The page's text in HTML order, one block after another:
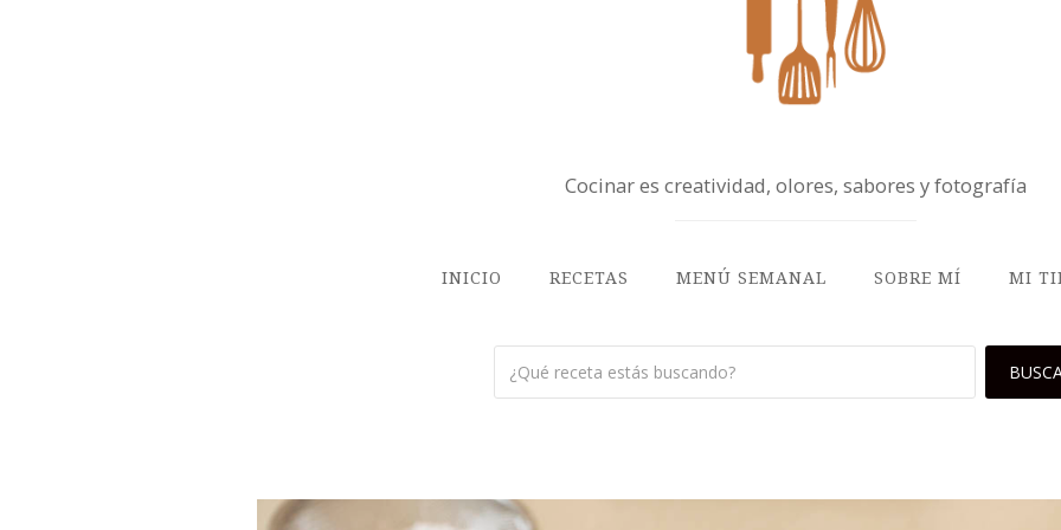
Cocinar es creatividad, olores, sabores y fotografía
INICIO RECETAS MENÚ SEMANAL SOBRE MÍ MI